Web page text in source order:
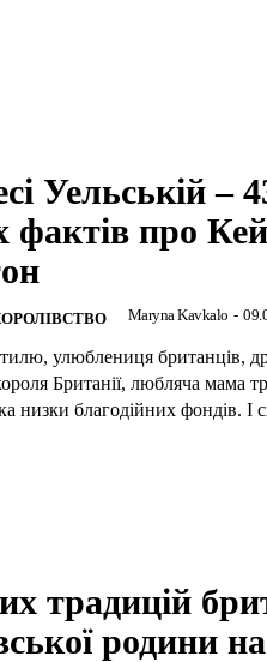
Уельській –
фактів про
Maryna Kavkalo -
улюблениця британців,
Британії, любляча мама
низки благодійних фондів. І
традицій
родини